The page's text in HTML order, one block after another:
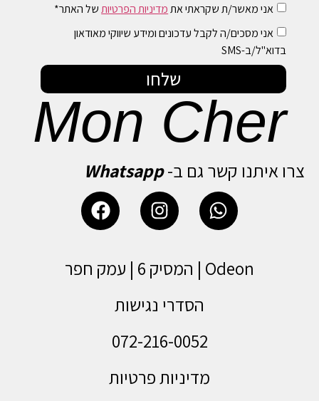
אני מאשר/ת שקראתי אתמדיניות הפרטיותשל האתר*
אני מסכים/ה לקבל עדכונים ומידע שיווקי מאודאון
בדוא"ל/ב-SMS
שלחו
Mon Cher
צרו איתנו קשר גם ב-Whatsapp
Odeon | המסיק 6 | עמק חפר
הסדרי נגישות
072-216-0052
מדיניות פרטיות